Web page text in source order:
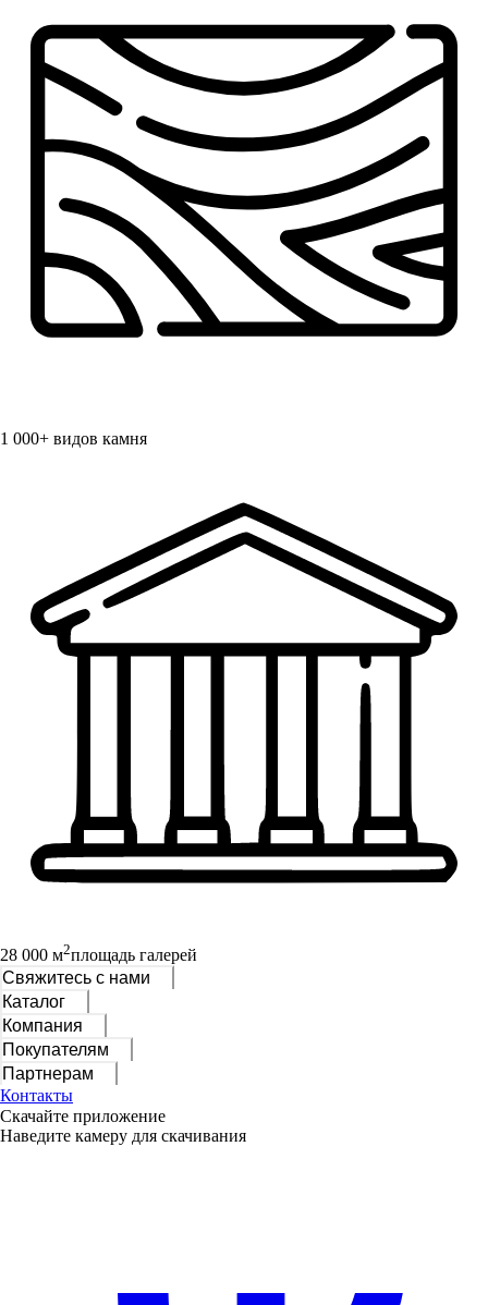
1 000+ видов камня
28 000 м2площадь галерей
Свяжитесь с нами
Каталог
Компания
Покупателям
Партнерам
Контакты
Скачайте приложение
Наведите камеру для скачивания